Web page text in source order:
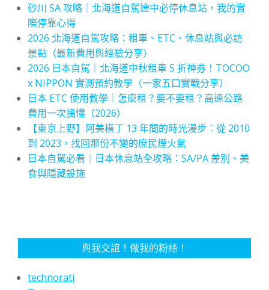
砂川 SA 攻略｜北海道自駕途中必停休息站，我的實
際停靠心得
2026 北海道自駕攻略：租車、ETC、休息站與必訪
景點（最新費用與經驗分享）
2026 日本自駕｜北海道中秋租車 5 折神券！TOCOO
x NIPPON 實測預約教學（一家五口實戰分享）
日本 ETC 使用教學｜怎麼租？要不要租？高速公路
費用一次搞懂（2026）
【東京上野】阿美橫丁 13 年間的時光漫步：從 2010
到 2023，找回那份不變的庶民煙火氣
日本自駕必看｜日本休息站全攻略：SA/PA 差別、美
食與隱藏設施
與我交誼！做我的粉絲！
technorati